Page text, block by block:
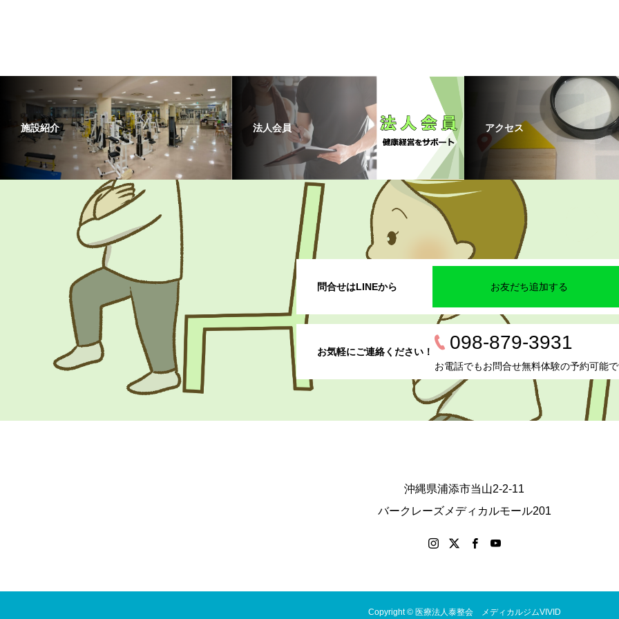
施設紹介 法人会員 アクセス
問合せはLINEから お友だち追加する
お気軽にご連絡ください！ 098-879-3931
お電話でもお問合せ無料体験の予約可能
沖縄県浦添市当山2-2-11
バークレーズメディカルモール201
Copyright © 医療法人泰整会 メディカルジムVIVID